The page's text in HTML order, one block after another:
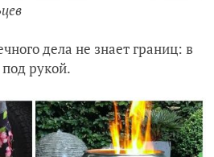
дела не знает границ: в
под рукой.